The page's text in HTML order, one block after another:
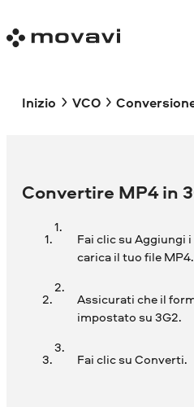
Inizio VCO
Convertire MP4 in
Fai clic su Aggiungi
carica il tuo file MP4.
Assicurati che il
impostato su 3G2.
Fai clic su Converti.